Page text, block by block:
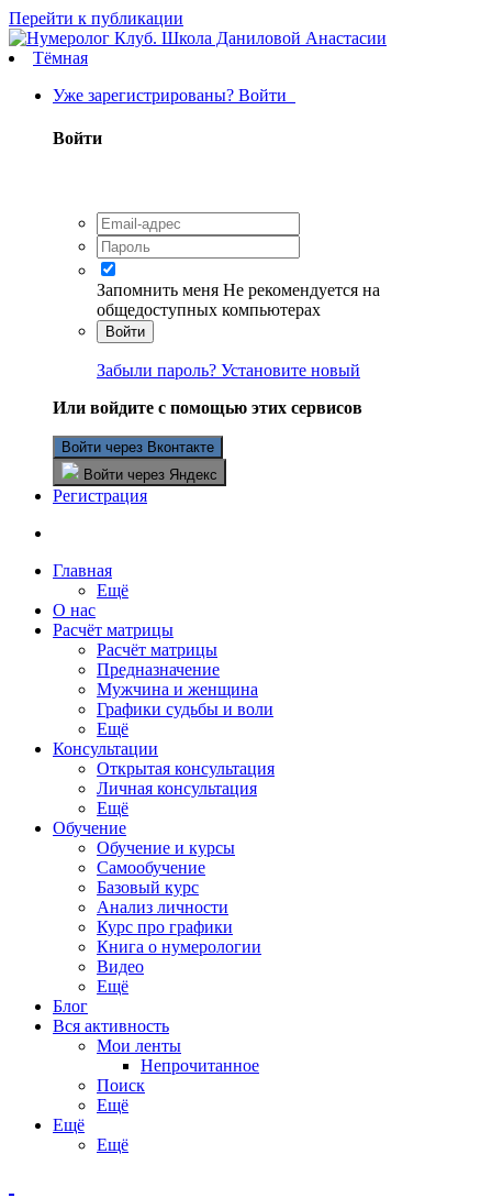
Перейти к публикации
Тёмная
Уже зарегистрированы? Войти
Войти
Запомнить меня Не рекомендуется на
общедоступных компьютерах
Войти
Забыли пароль? Установите новый
Или войдите с помощью этих сервисов
Войти через Вконтакте
Войти через Яндекс
Регистрация
Главная
Ещё
О нас
Расчёт матрицы
Расчёт матрицы
Предназначение
Мужчина и женщина
Графики судьбы и воли
Ещё
Консультации
Открытая консультация
Личная консультация
Ещё
Обучение
Обучение и курсы
Самообучение
Базовый курс
Анализ личности
Курс про графики
Книга о нумерологии
Видео
Ещё
Блог
Вся активность
Мои ленты
Непрочитанное
Поиск
Ещё
Ещё
Ещё